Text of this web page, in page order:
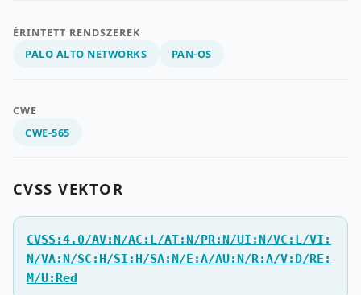
ÉRINTETT RENDSZEREK
PALO ALTO NETWORKS PAN-OS
CWE
CWE-565
CVSS VEKTOR
CVSS:4.0/AV:N/AC:L/AT:N/PR:N/UI:N/VC:L/VI:
N/VA:N/SC:H/SI:H/SA:N/E:A/AU:N/R:A/V:D/RE:
M/U:Red